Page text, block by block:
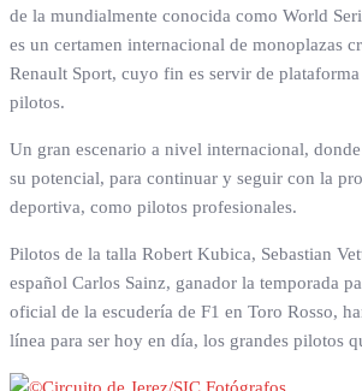
de la mundialmente conocida como World
es un certamen internacional de monoplazas
Renault Sport, cuyo fin es servir de
pilotos.
Un gran escenario a nivel internacional,
su potencial, para continuar y seguir con la
deportiva, como pilotos profesionales.
Pilotos de la talla Robert Kubica, Sebastian
español Carlos Sainz, ganador la temporada
oficial de la escudería de F1 en Toro Rosso,
línea para ser hoy en día, los grandes pilotos